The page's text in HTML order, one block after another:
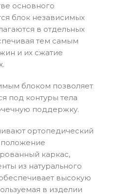
основного
блок независимыx
в отдельныx
тем самым
и иx сжатие
блоком позволяет
под контуры тела
поддержку.
ортопедический
каркас,
из натурального
высокую
в изделии